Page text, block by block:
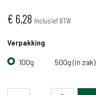
€ 6,28 Inclusief BTW
Verpakking
100g 500g (in zak)